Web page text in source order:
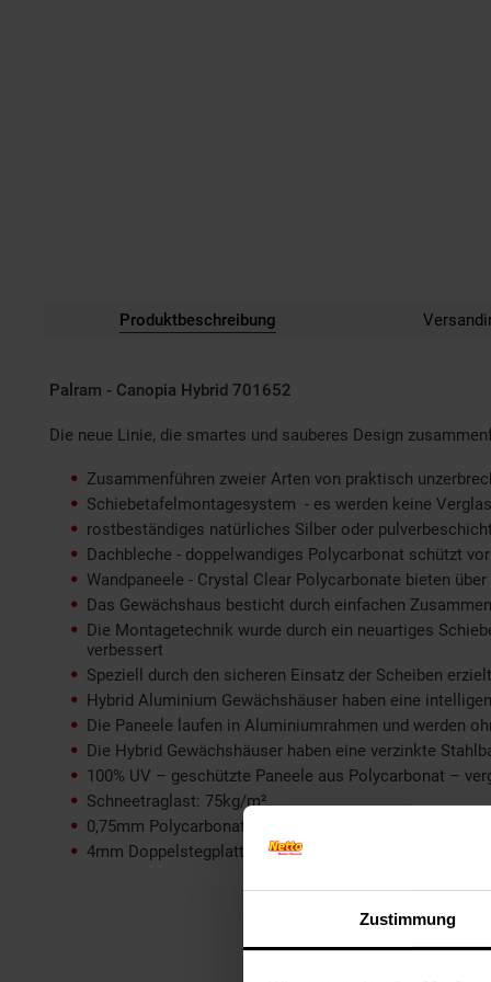
Zustimmung
Produktbeschreibung
Palram - Canopia Hybrid 701652
Die neue Linie, die smartes und sauberes Design
Zusammenführen zweier Arten von praktisch
Schiebetafelmontagesystem - es werden keine
rostbeständiges natürliches Silber oder
Dachbleche - doppelwandiges Polycarbonat schützt
Wandpaneele - Crystal Clear Polycarbonate bieten
Das Gewächshaus besticht durch einfachen
Die Montagetechnik wurde durch ein neuartiges
verbessert
Speziell durch den sicheren Einsatz der Scheiben
Hybrid Aluminium Gewächshäuser haben eine
Die Paneele laufen in Aluminiumrahmen und werden
Die Hybrid Gewächshäuser haben eine verzinkte
100% UV – geschützte Paneele aus Polycarbonat –
Schneetraglast: 75kg/m²
0,75mm Polycarbonatscheiben
4mm Doppelstegplatten am Dach